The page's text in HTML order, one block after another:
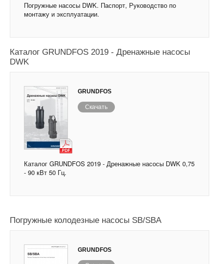
Погружные насосы DWK. Паспорт, Руководство по
монтажу и эксплуатации.
Каталог GRUNDFOS 2019 - Дренажные насосы
DWK
GRUNDFOS
Скачать
Каталог GRUNDFOS 2019 - Дренажные насосы DWK 0,75
- 90 кВт 50 Гц.
Погружные колодезные насосы SB/SBA
GRUNDFOS